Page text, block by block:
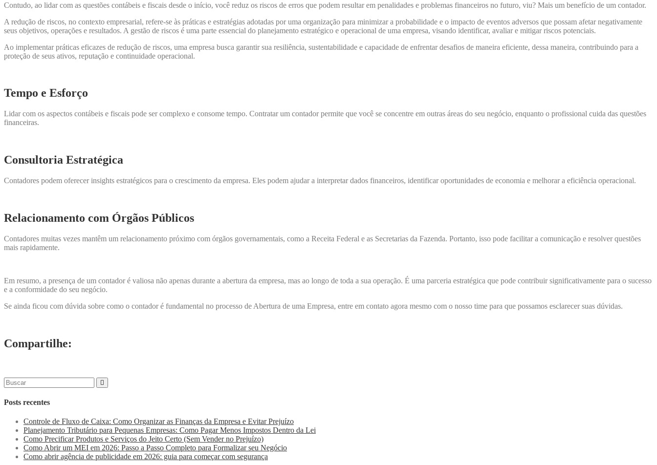
Contudo, ao lidar com as questões contábeis e fiscais desde o início, você reduz os riscos de erros que podem resultar em penalidades e problemas financeiros no futuro, viu? Mais um benefício de um contador.
A redução de riscos, no contexto empresarial, refere-se às práticas e estratégias adotadas por uma organização para minimizar a probabilidade e o impacto de eventos adversos que possam afetar negativamente
seus objetivos, operações e resultados. A gestão de riscos é uma parte essencial do planejamento estratégico e operacional de uma empresa, visando identificar, avaliar e mitigar riscos potenciais.
Ao implementar práticas eficazes de redução de riscos, uma empresa busca garantir sua resiliência, sustentabilidade e capacidade de enfrentar desafios de maneira eficiente, dessa maneira, contribuindo para a
proteção de seus ativos, reputação e continuidade operacional.
Tempo e Esforço
Lidar com os aspectos contábeis e fiscais pode ser complexo e consome tempo. Contratar um contador permite que você se concentre em outras áreas do seu negócio, enquanto o profissional cuida das questões
financeiras.
Consultoria Estratégica
Contadores podem oferecer insights estratégicos para o crescimento da empresa. Eles podem ajudar a interpretar dados financeiros, identificar oportunidades de economia e melhorar a eficiência operacional.
Relacionamento com Órgãos Públicos
Contadores muitas vezes mantêm um relacionamento próximo com órgãos governamentais, como a Receita Federal e as Secretarias da Fazenda. Portanto, isso pode facilitar a comunicação e resolver questões
mais rapidamente.
Em resumo, a presença de um contador é valiosa não apenas durante a abertura da empresa, mas ao longo de toda a sua operação. É uma parceria estratégica que pode contribuir significativamente para o sucesso
e a conformidade do seu negócio.
Se ainda ficou com dúvida sobre como o contador é fundamental no processo de Abertura de uma Empresa, entre em contato agora mesmo com o nosso time para que possamos esclarecer suas dúvidas.
Compartilhe:
Posts recentes
Controle de Fluxo de Caixa: Como Organizar as Finanças da Empresa e Evitar Prejuízo
Planejamento Tributário para Pequenas Empresas: Como Pagar Menos Impostos Dentro da Lei
Como Precificar Produtos e Serviços do Jeito Certo (Sem Vender no Prejuízo)
Como Abrir um MEI em 2026: Passo a Passo Completo para Formalizar seu Negócio
Como abrir agência de publicidade em 2026: guia para começar com segurança